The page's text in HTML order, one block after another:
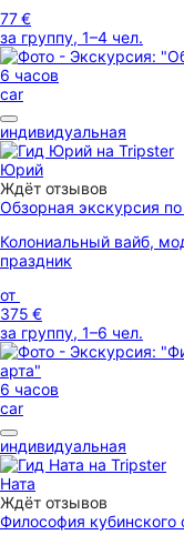
77 €
за группу, 1–4 чел.
6 часов
car
индивидуальная
Юрий
Ждёт отзывов
Обзорная экскурсия по
Колониальный вайб,
праздник
от
375 €
за группу, 1–6 чел.
6 часов
car
индивидуальная
Ната
Ждёт отзывов
Философия кубинского